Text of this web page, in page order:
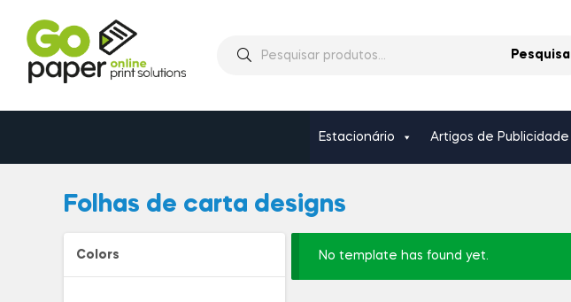
Pesquisa
Estacionário Artigos de Publicidade
Folhas de carta designs
Colors No template has found yet.